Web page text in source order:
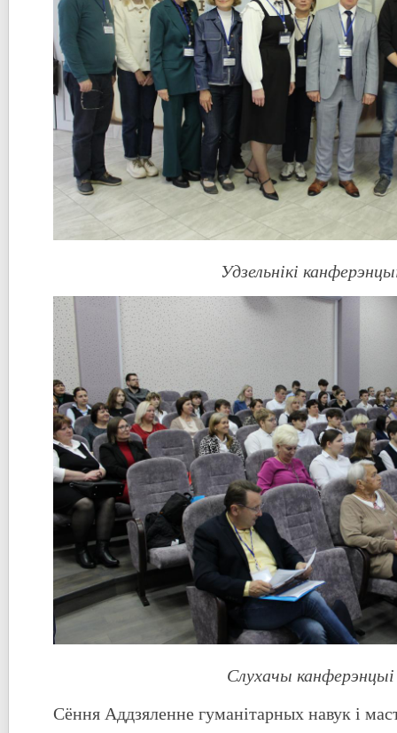
Удзельнікі
Слухачы канферэнцыі
Сёння Аддзяленне гуманітарных навук і